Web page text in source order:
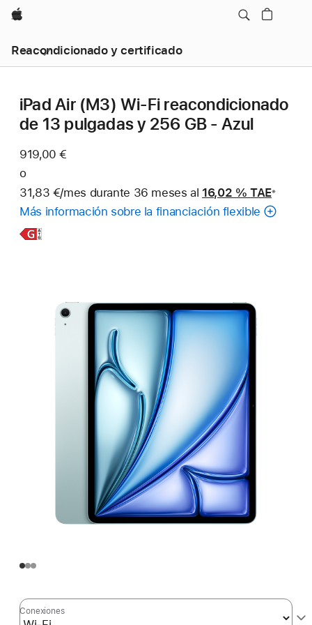
Apple
Reacondicionado y certificado
iPad Air (M3) Wi-Fi reacondicionado
de 13 pulgadas y 256 GB - Azul
919,00 €
o
31,83 €/mes durante 36 meses al 16,02 %TAE
a
de
※
Más información sobre la financiación flexible
Más
Conexiones